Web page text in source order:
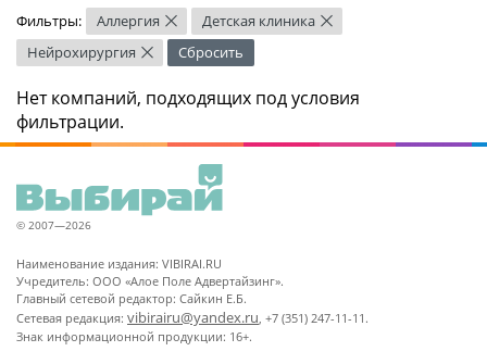
Фильтры: Аллергия × Детская клиника ×
Нейрохирургия × Сбросить
Нет компаний, подходящих под условия
фильтрации.
© 2007—2026
Наименование издания: VIBIRAI.RU
Учредитель: ООО «Алое Поле Адвертайзинг».
Главный сетевой редактор: Сайкин Е.Б.
Сетевая редакция: vibirairu@yandex.ru, +7 (351) 247-11-11.
Знак информационной продукции: 16+.